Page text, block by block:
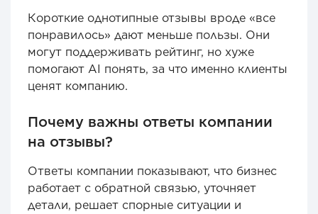
Короткие однотипные отзывы вроде «все
понравилось» дают меньше пользы. Они
могут поддерживать рейтинг, но хуже
помогают AI понять, за что именно клиенты
ценят компанию.
Почему важны ответы компании
на отзывы?
Ответы компании показывают, что бизнес
работает с обратной связью, уточняет
детали, решает спорные ситуации и